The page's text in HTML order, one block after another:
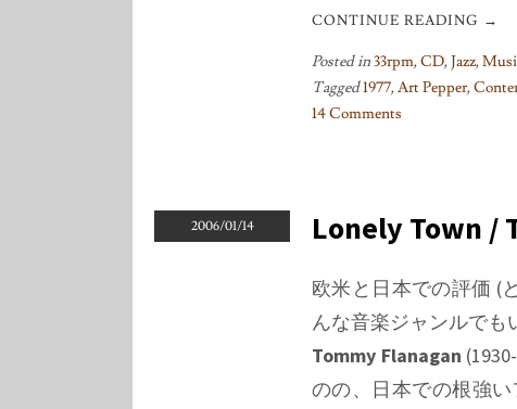
CONTINUE READING →
Posted in33rpm,CD,Jazz,
Tagged1977,Art Pepper,
14 Comments
Village
Vanguard
/
Art
Pepper
2006/01/14 Lonely Town /
欧米と日本での評価 (
んな音楽ジャンルで
Tommy Flanagan
のの、日本での根強